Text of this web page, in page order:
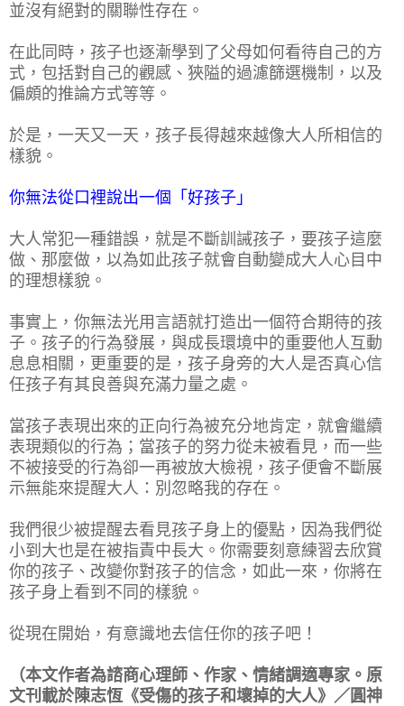
並沒有絕對的關聯性存在。
在此同時，孩子也逐漸學到了父母如何看待自己的方
式，包括對自己的觀感、狹隘的過濾篩選機制，以及
偏頗的推論方式等等。
於是，一天又一天，孩子長得越來越像大人所相信的
樣貌。
你無法從口裡說出一個「好孩子」
大人常犯一種錯誤，就是不斷訓誡孩子，要孩子這麼
做、那麼做，以為如此孩子就會自動變成大人心目中
的理想樣貌。
事實上，你無法光用言語就打造出一個符合期待的孩
子。孩子的行為發展，與成長環境中的重要他人互動
息息相關，更重要的是，孩子身旁的大人是否真心信
任孩子有其良善與充滿力量之處。
當孩子表現出來的正向行為被充分地肯定，就會繼續
表現類似的行為；當孩子的努力從未被看見，而一些
不被接受的行為卻一再被放大檢視，孩子便會不斷展
示無能來提醒大人：別忽略我的存在。
我們很少被提醒去看見孩子身上的優點，因為我們從
小到大也是在被指責中長大。你需要刻意練習去欣賞
你的孩子、改變你對孩子的信念，如此一來，你將在
孩子身上看到不同的樣貌。
從現在開始，有意識地去信任你的孩子吧！
（本文作者為諮商心理師、作家、情緒調適專家。原
文刊載於陳志恆《受傷的孩子和壞掉的大人》／圓神